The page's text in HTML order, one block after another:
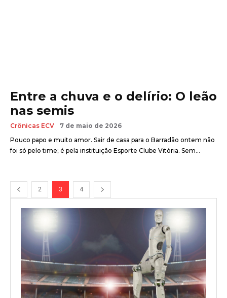
Entre a chuva e o delírio: O leão
nas semis
Crônicas ECV
7 de maio de 2026
Pouco papo e muito amor. Sair de casa para o Barradão ontem não
foi só pelo time; é pela instituição Esporte Clube Vitória. Sem...
2 3 4